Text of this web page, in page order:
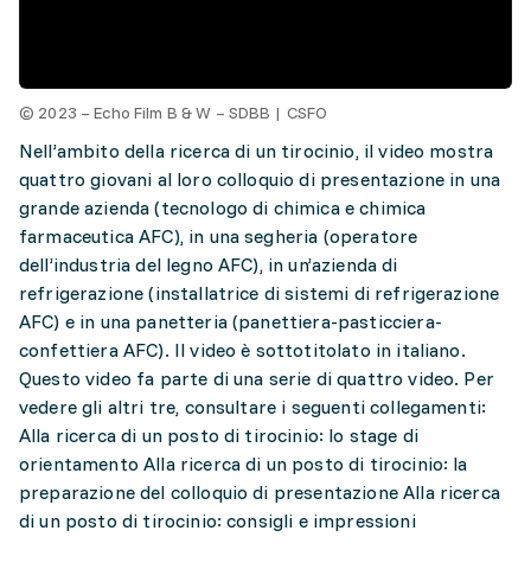
© 2023 – Echo Film B & W – SDBB | CSFO
Nell’ambito della ricerca di un tirocinio, il video mostra
quattro giovani al loro colloquio di presentazione in una
grande azienda (tecnologo di chimica e chimica
farmaceutica AFC), in una segheria (operatore
dell’industria del legno AFC), in un’azienda di
refrigerazione (installatrice di sistemi di refrigerazione
AFC) e in una panetteria (panettiera-pasticciera-
confettiera AFC). Il video è sottotitolato in italiano.
Questo video fa parte di una serie di quattro video. Per
vedere gli altri tre, consultare i seguenti collegamenti:
Alla ricerca di un posto di tirocinio: lo stage di
orientamento Alla ricerca di un posto di tirocinio: la
preparazione del colloquio di presentazione Alla ricerca
di un posto di tirocinio: consigli e impressioni